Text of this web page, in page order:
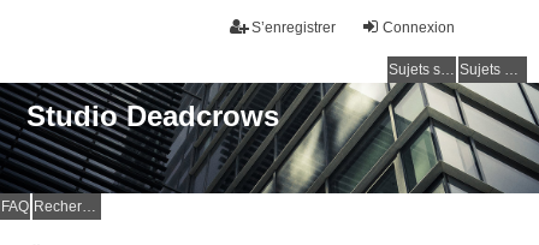
Connexion
S’enregistrer
Sujets sans réponse Sujets actifs
Studio Deadcrows
FAQ Rechercher